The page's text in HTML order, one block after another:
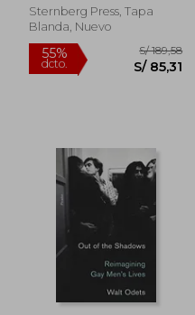
dcto. S/ 140,12
Sternberg Press, Tapa
Blanda, Nuevo